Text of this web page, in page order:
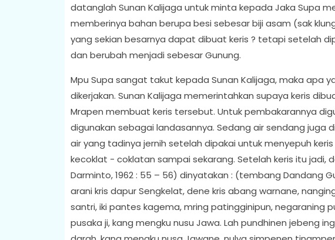
datanglah Sunan Kalijaga untuk minta kepada Jaka Supa
memberinya bahan berupa besi sebesar biji asam (sak
yang sekian besarnya dapat dibuat keris ? tetapi setelah
dan berubah menjadi sebesar Gunung.
Mpu Supa sangat takut kepada Sunan Kalijaga, maka apa
dikerjakan. Sunan Kalijaga memerintahkan supaya keris
Mrapen membuat keris tersebut. Untuk pembakarannya
digunakan sebagai landasannya. Sedang air sendang juga
air yang tadinya jernih setelah dipakai untuk menyepuh
kecoklat - coklatan sampai sekarang. Setelah keris itu jadi,
Darminto, 1962 : 55 – 56) dinyatakan : (tembang Dandang
arani kris dapur Sengkelat, dene kris abang warnane,
santri, iki pantes kagema, mring patingginipun, negaraning
pusaka ji, kang mengku nusu Jawa. Lah pundhinen jebeng